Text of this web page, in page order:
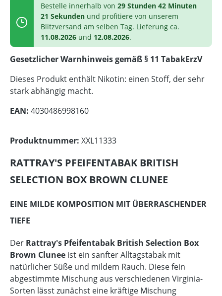
Bestelle innerhalb von 29 Stunden 42 Minuten
21 Sekunden und profitiere von unserem
Blitzversand am selben Tag. Lieferung ca.
11.08.2026 und 12.08.2026.
Gesetzlicher Warnhinweis gemäß § 11 TabakErzV
Dieses Produkt enthält Nikotin: einen Stoff, der sehr
stark abhängig macht.
EAN: 4030486998160
Produktnummer: XXL11333
RATTRAY'S PFEIFENTABAK BRITISH
SELECTION BOX BROWN CLUNEE
EINE MILDE KOMPOSITION MIT ÜBERRASCHENDER
TIEFE
Der Rattray's Pfeifentabak British Selection Box
Brown Clunee ist ein sanfter Alltagstabak mit
natürlicher Süße und mildem Rauch. Diese fein
abgestimmte Mischung aus verschiedenen Virginia-
Sorten lässt zunächst eine kräftige Mischung